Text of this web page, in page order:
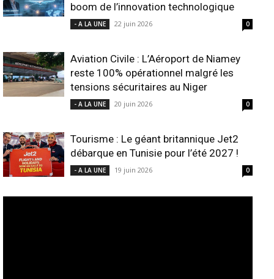
boom de l’innovation technologique
- A LA UNE 22 juin 2026 0
Aviation Civile : L’Aéroport de Niamey
reste 100% opérationnel malgré les
tensions sécuritaires au Niger
- A LA UNE 20 juin 2026 0
Tourisme : Le géant britannique Jet2
débarque en Tunisie pour l’été 2027 !
- A LA UNE 19 juin 2026 0